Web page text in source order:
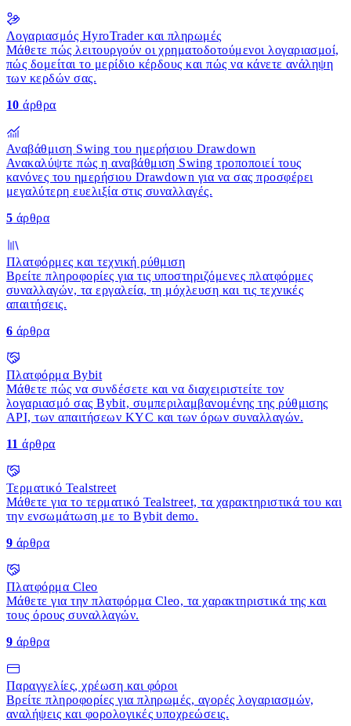
Λογαριασμός HyroTrader και πληρωμές
Μάθετε πώς λειτουργούν οι χρηματοδοτούμενοι λογαριασμοί,
πώς δομείται το μερίδιο κέρδους και πώς να κάνετε ανάληψη
των κερδών σας.
10 άρθρα
Αναβάθμιση Swing του ημερήσιου Drawdown
Ανακαλύψτε πώς η αναβάθμιση Swing τροποποιεί τους
κανόνες του ημερήσιου Drawdown για να σας προσφέρει
μεγαλύτερη ευελιξία στις συναλλαγές.
5 άρθρα
Πλατφόρμες και τεχνική ρύθμιση
Βρείτε πληροφορίες για τις υποστηριζόμενες πλατφόρμες
συναλλαγών, τα εργαλεία, τη μόχλευση και τις τεχνικές
απαιτήσεις.
6 άρθρα
Πλατφόρμα Bybit
Μάθετε πώς να συνδέσετε και να διαχειριστείτε τον
λογαριασμό σας Bybit, συμπεριλαμβανομένης της ρύθμισης
API, των απαιτήσεων KYC και των όρων συναλλαγών.
11 άρθρα
Τερματικό Tealstreet
Μάθετε για το τερματικό Tealstreet, τα χαρακτηριστικά του και
την ενσωμάτωση με το Bybit demo.
9 άρθρα
Πλατφόρμα Cleo
Μάθετε για την πλατφόρμα Cleo, τα χαρακτηριστικά της και
τους όρους συναλλαγών.
9 άρθρα
Παραγγελίες, χρέωση και φόροι
Βρείτε πληροφορίες για πληρωμές, αγορές λογαριασμών,
αναλήψεις και φορολογικές υποχρεώσεις.